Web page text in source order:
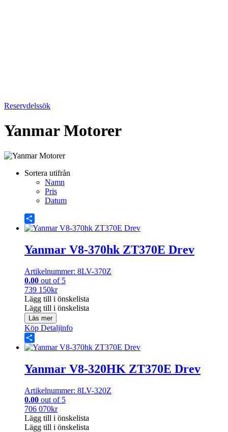
Reservdelssök
Yanmar Motorer
Sortera utifrån
Namn
Pris
Datum
Share
Yanmar V8-370hk ZT370E Drev
Artikelnummer: 8LV-370Z
0.00 out of 5
739 150kr
Lägg till i önskelista
Lägg till i önskelista
Läs mer
Köp Detaljinfo
Share
Yanmar V8-320HK ZT370E Drev
Artikelnummer: 8LV-320Z
0.00 out of 5
706 070kr
Lägg till i önskelista
Lägg till i önskelista